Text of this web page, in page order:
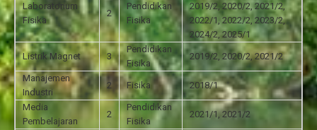
Laboratorium
Fisika
2
Pendidikan
Fisika
2019/2, 2020/2, 2021/2,
2022/1, 2022/2, 2023/2,
2024/2, 2025/1
Listrik Magnet 3
Pendidikan
Fisika
2019/2, 2020/2, 2021/2
Manajemen
Industri
2 Fisika 2018/1
Media
Pembelajaran
2
Pendidikan
Fisika
2021/1, 2021/2